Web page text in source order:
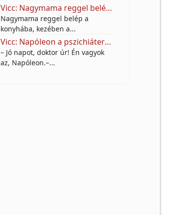
Vicc: Nagymama reggel belép a konyhába, kezében a sodrófa.
Nagymama reggel belép a
konyhába, kezében a...
Vicc: Napóleon a pszichiáternél
– Jó napot, doktor úr! Én vagyok
az, Napóleon.–...